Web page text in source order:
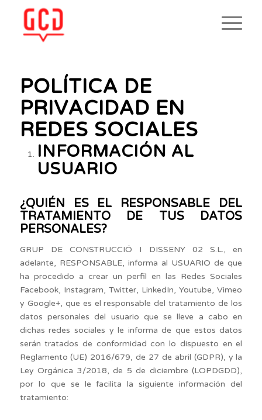
POLÍTICA DE
PRIVACIDAD EN
REDES SOCIALES
INFORMACIÓN AL
USUARIO
¿QUIÉN ES EL RESPONSABLE DEL
TRATAMIENTO DE TUS DATOS
PERSONALES?
GRUP DE CONSTRUCCIÓ I DISSENY 02 S.L., en
adelante, RESPONSABLE, informa al USUARIO de que
ha procedido a crear un perfil en las Redes Sociales
Facebook, Instagram, Twitter, LinkedIn, Youtube, Vimeo
y Google+, que es el responsable del tratamiento de los
datos personales del usuario que se lleve a cabo en
dichas redes sociales y le informa de que estos datos
serán tratados de conformidad con lo dispuesto en el
Reglamento (UE) 2016/679, de 27 de abril (GDPR), y la
Ley Orgánica 3/2018, de 5 de diciembre (LOPDGDD),
por lo que se le facilita la siguiente información del
tratamiento: